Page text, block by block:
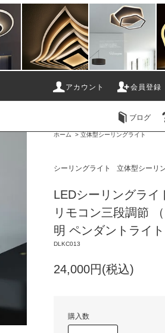
アカウント 会員登録
ブログ
シーリングライト
ホーム
> 立体型シーリングライト
シーリングライト 立体型シーリ
LEDシーリングライ
リモコン三段調節
明 ペンダントライ
DLKC013
24,000円(税込)
購入数